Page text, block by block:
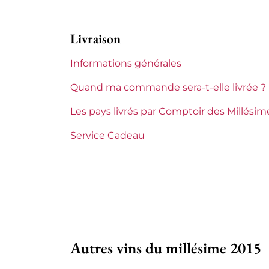
Niveau
Etiquette
Livraison
Informations générales
Quand ma commande sera-t-elle livrée ?
Les pays livrés par Comptoir des
Service Cadeau
Autres vins du millésime 2015